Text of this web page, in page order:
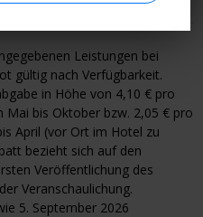
Leistungen bei
gültig nach Verfügbarkeit.
in Höhe von 4,10 € pro
Mai bis Oktober bzw. 2,05 € pro
April (vor Ort im Hotel zu
bezieht sich auf den
Veröffentlichung des
Veranschaulichung.
5. September 2026